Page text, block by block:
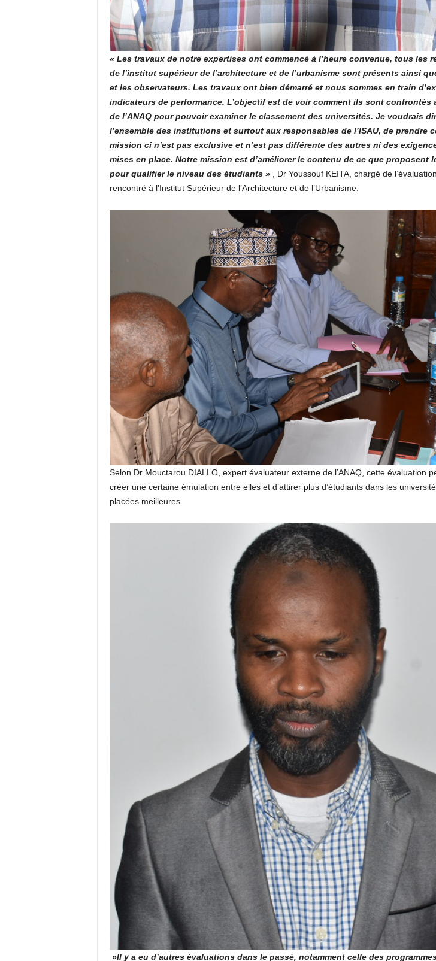
« Les travaux de notre expertises ont commencé à l’heure convenue, tous les
de l’institut supérieur de l’architecture et de l’urbanisme sont présents ainsi
et les observateurs. Les travaux ont bien démarré et nous sommes en train
indicateurs de performance. L’objectif est de voir comment ils sont confrontés
de l’ANAQ pour pouvoir examiner le classement des universités. Je voudrais
l’ensemble des institutions et surtout aux responsables de l’ISAU, de prendre
mission ci n’est pas exclusive et n’est pas différente des autres ni des
mises en place. Notre mission est d’améliorer le contenu de ce que proposent
pour qualifier le niveau des étudiants » , Dr Youssouf KEITA, chargé de
rencontré à l’Institut Supérieur de l’Architecture et de l’Urbanisme.
Selon Dr Mouctarou DIALLO, expert évaluateur externe de l’ANAQ, cette évaluation
créer une certaine émulation entre elles et d’attirer plus d’étudiants dans les
placées meilleures.
»Il y a eu d’autres évaluations dans le passé, notamment celle des